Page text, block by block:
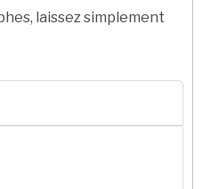
laissez simplement